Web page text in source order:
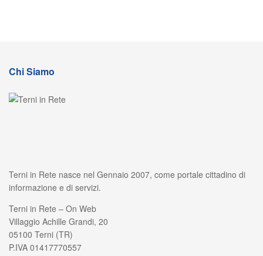
Chi Siamo
Terni in Rete nasce nel Gennaio 2007, come portale cittadino di
informazione e di servizi.
Terni in Rete – On Web
Villaggio Achille Grandi, 20
05100 Terni (TR)
P.IVA 01417770557